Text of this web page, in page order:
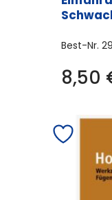
Best-Nr.
8,50